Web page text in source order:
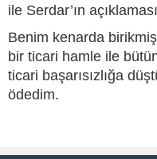
ile Serdar’ın
Benim kenarda
bir ticari hamle ile
ticari başarısızlığa
ödedim.